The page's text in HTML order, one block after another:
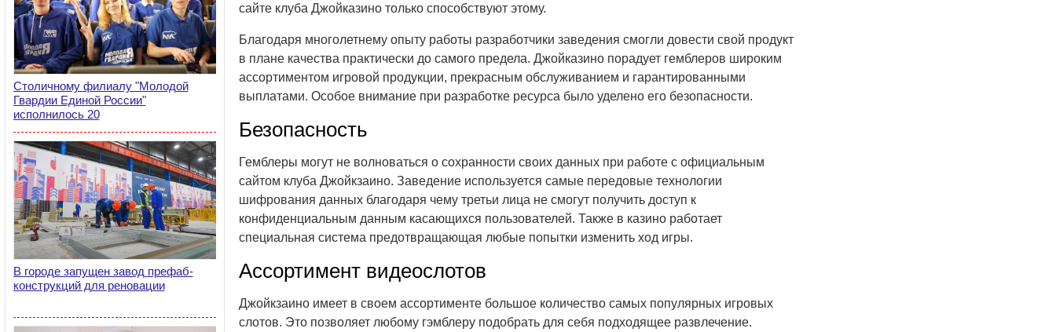
Столичному филиалу "Молодой
Гвардии Единой России"
исполнилось 20
В городе запущен завод префаб-
конструкций для реновации
сайте клуба Джойказино только способствуют этому.
Благодаря многолетнему опыту работы разработчики заведения смогли довести свой продукт
в плане качества практически до самого предела. Джойказино порадует гемблеров широким
ассортиментом игровой продукции, прекрасным обслуживанием и гарантированными
выплатами. Особое внимание при разработке ресурса было уделено его безопасности.
Безопасность
Гемблеры могут не волноваться о сохранности своих данных при работе с официальным
сайтом клуба Джойкзаино. Заведение используется самые передовые технологии
шифрования данных благодаря чему третьи лица не смогут получить доступ к
конфиденциальным данным касающихся пользователей. Также в казино работает
специальная система предотвращающая любые попытки изменить ход игры.
Ассортимент видеослотов
Джойкзаино имеет в своем ассортименте большое количество самых популярных игровых
слотов. Это позволяет любому гэмблеру подобрать для себя подходящее развлечение.